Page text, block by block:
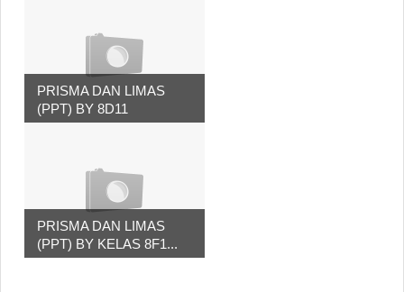
PRISMA DAN LIMAS
(PPT) BY 8D11
PRISMA DAN LIMAS
(PPT) BY KELAS 8F1...